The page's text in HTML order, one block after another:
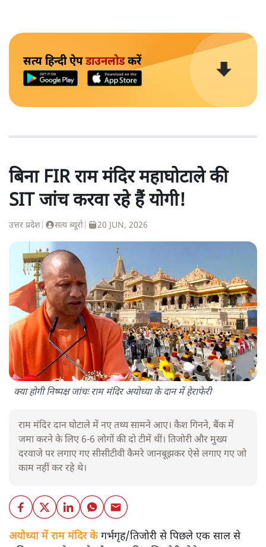
सत्य हिन्दी ऐपडाउनलोडकरें
बिना FIR राम मंदिर महाघोटाले की
SIT जांच करवा रहे हैं योगी!
उत्तर प्रदेश सत्य ब्यूरो 20 JUN, 2026
क्या होगी निष्पक्ष जांचः राम मंदिर अयोध्या के दान में हेराफेरी
राम मंदिर दान घोटाले में नए तथ्य सामने आए। कैश गिनने, बैंक में
जमा करने के लिए 6-6 लोगों की दो टीमें थीं। तिजोरी और मुख्य
दरवाजे पर लगाए गए सीसीटीवी कैमरे जानबूझकर ऐसे लगाए गए जो
काम नहीं कर रहे थे।
अयोध्या में राम मंदिर केगर्भगृह/तिजोरी से पिछले एक साल से